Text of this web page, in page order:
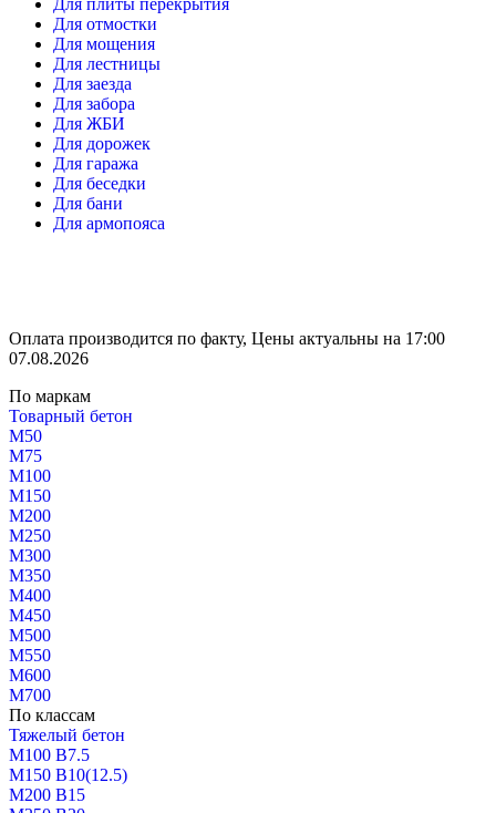
Для плиты перекрытия
Для отмостки
Для мощения
Для лестницы
Для заезда
Для забора
Для ЖБИ
Для дорожек
Для гаража
Для беседки
Для бани
Для армопояса
Оплата производится по факту, Цены актуальны на 17:00
07.08.2026
По маркам
Товарный бетон
М50
М75
М100
М150
М200
М250
М300
М350
М400
М450
М500
М550
М600
М700
По классам
Тяжелый бетон
М100 В7.5
М150 В10(12.5)
М200 В15